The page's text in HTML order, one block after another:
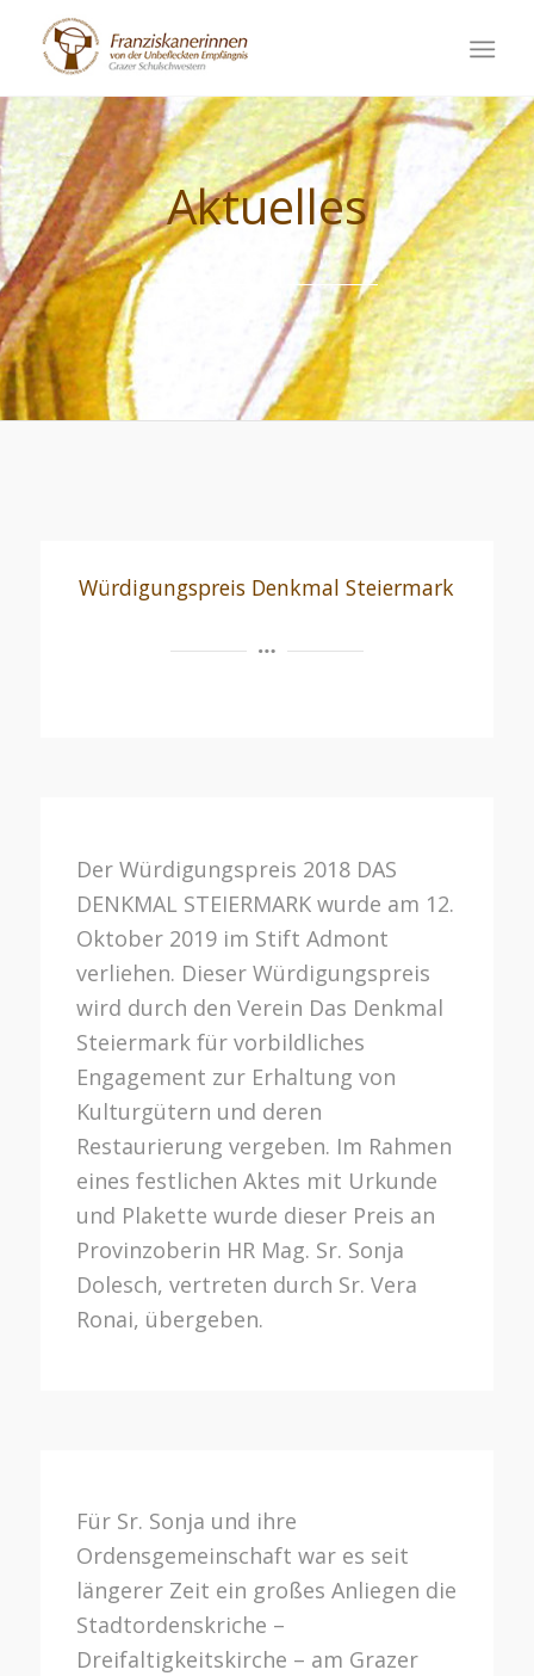
Aktuelles
Würdigungspreis Denkmal Steiermark
Der Würdigungspreis 2018 DAS
DENKMAL STEIERMARK wurde am 12.
Oktober 2019 im Stift Admont
verliehen. Dieser Würdigungspreis
wird durch den Verein Das Denkmal
Steiermark für vorbildliches
Engagement zur Erhaltung von
Kulturgütern und deren
Restaurierung vergeben. Im Rahmen
eines festlichen Aktes mit Urkunde
und Plakette wurde dieser Preis an
Provinzoberin HR Mag. Sr. Sonja
Dolesch, vertreten durch Sr. Vera
Ronai, übergeben.
Für Sr. Sonja und ihre
Ordensgemeinschaft war es seit
längerer Zeit ein großes Anliegen die
Stadtordenskriche –
Dreifaltigkeitskirche – am Grazer